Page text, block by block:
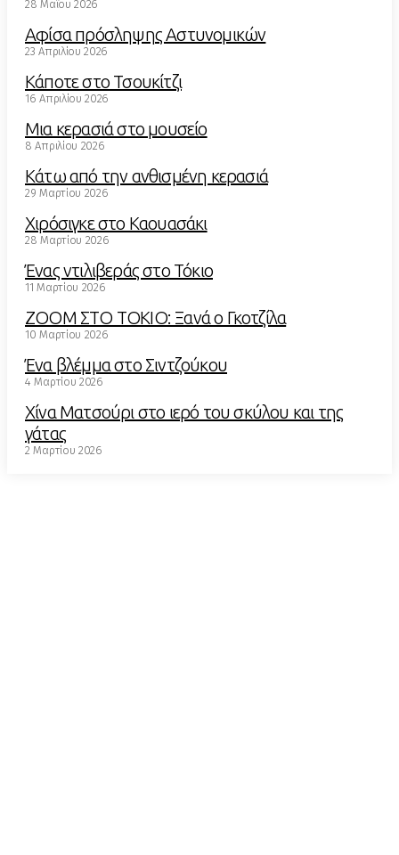
28 Μαΐου 2026
Αφίσα πρόσληψης Αστυνομικών
23 Απριλίου 2026
Κάποτε στο Τσουκίτζι
16 Απριλίου 2026
Μια κερασιά στο μουσείο
8 Απριλίου 2026
Κάτω από την ανθισμένη κερασιά
29 Μαρτίου 2026
Χιρόσιγκε στο Καουασάκι
28 Μαρτίου 2026
Ένας ντιλιβεράς στο Τόκιο
11 Μαρτίου 2026
ZOOM ΣΤΟ ΤΟΚΙΟ: Ξανά ο Γκοτζίλα
10 Μαρτίου 2026
Ένα βλέμμα στο Σιντζούκου
4 Μαρτίου 2026
Χίνα Ματσούρι στο ιερό του σκύλου και της
γάτας
2 Μαρτίου 2026